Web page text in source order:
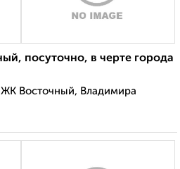
посуточно, в черте города
Восточный, Владимира